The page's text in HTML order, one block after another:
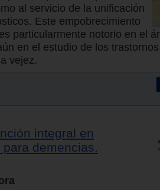
al servicio de la unificación
Este empobrecimiento
particularmente notorio en el
en el estudio de los
vejez.
integral en
demencias.